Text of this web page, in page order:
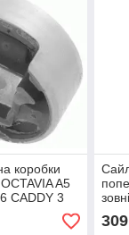
коробки
A5
CADDY 3
309